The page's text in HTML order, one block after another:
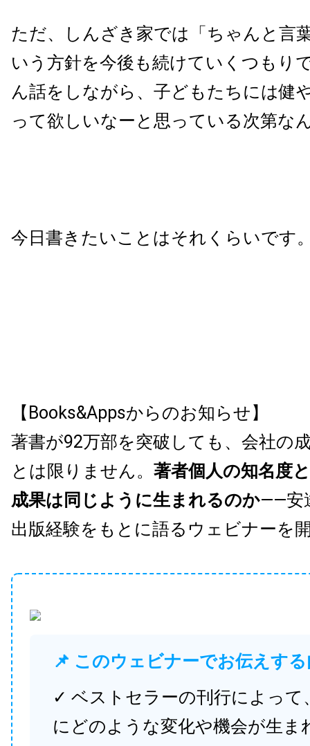
ただ、しんざき家では「ちゃんと言
いう方針を今後も続けていくつもり
ん話をしながら、子どもたちには健
って欲しいなーと思っている次第な
今日書きたいことはそれくらいです
【Books&Appsからのお知らせ】
著書が92万部を突破しても、会社の
とは限りません。 著者個人の知名度
成果は同じように生まれるのか——安
出版経験をもとに語るウェビナーを
📌 このウェビナーでお伝えす
✓ ベストセラーの刊行によって
にどのような変化や機会が生ま